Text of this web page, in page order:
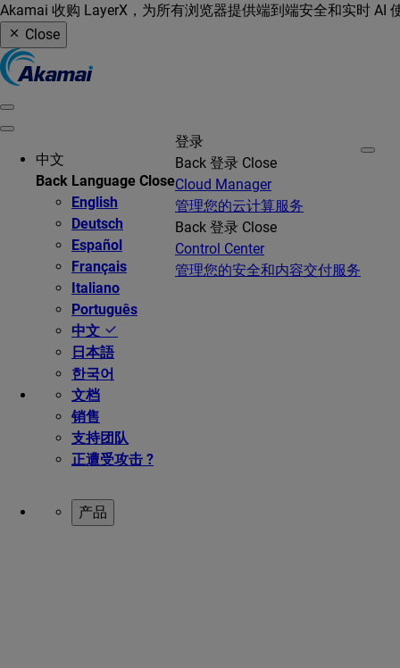
Akamai 收购 LayerX，为所有浏览器提供端到端安全和实时 AI
Close
中文
Back Language Close
English
Deutsch
Español
Français
Italiano
Português
中文
日本語
한국어
文档
销售
支持团队
正遭受攻击 ?
登录
Back 登录 Close
Cloud Manager
管理您的云计算服务
Back 登录 Close
Control Center
管理您的安全和内容交付服务
产品